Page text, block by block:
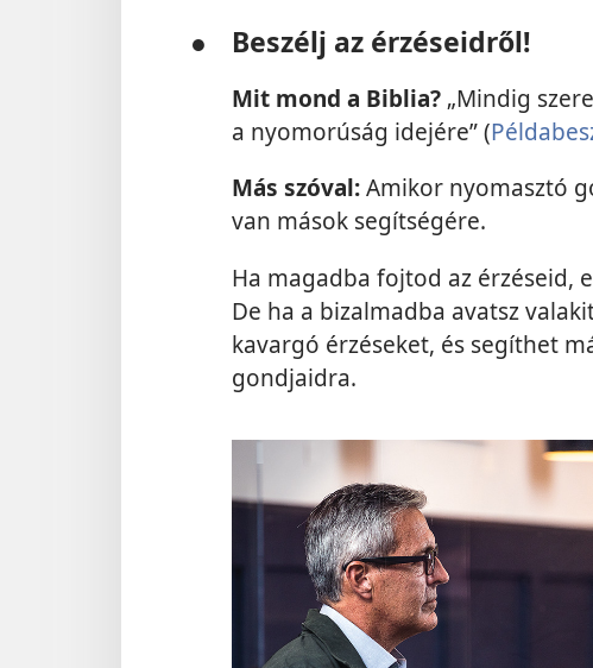
● Beszélj az érzéseidről!
Mit mond a Biblia?„Mindig
a nyomorúság idejére” (
Más szóval:Amikor nyomasztó
van mások segítségére.
Ha magadba fojtod az érzéseid,
De ha a bizalmadba avatsz
kavargó érzéseket, és segíthet
gondjaidra.